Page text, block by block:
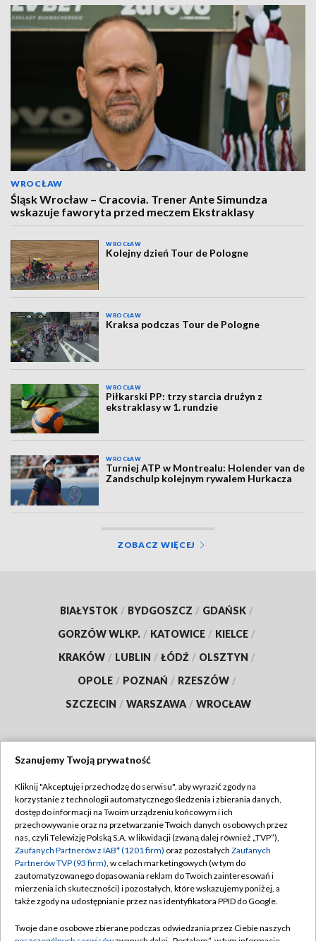
WROCŁAW
Śląsk Wrocław – Cracovia. Trener Ante Simundza
wskazuje faworyta przed meczem Ekstraklasy
WROCŁAW
Kolejny dzień Tour de Pologne
WROCŁAW
Kraksa podczas Tour de Pologne
WROCŁAW
Piłkarski PP: trzy starcia drużyn z
ekstraklasy w 1. rundzie
WROCŁAW
Turniej ATP w Montrealu: Holender van de
Zandschulp kolejnym rywalem Hurkacza
ZOBACZ WIĘCEJ
BIAŁYSTOK / BYDGOSZCZ / GDAŃSK /
GORZÓW WLKP. / KATOWICE / KIELCE /
KRAKÓW / LUBLIN / ŁÓDŹ / OLSZTYN /
OPOLE / POZNAŃ / RZESZÓW /
SZCZECIN / WARSZAWA / WROCŁAW
TVP
Abonament TVP
Emisja w TVP
Centrum informacji TVP
Naziemna Telewizja Cyfrowa
Regulamin TVP
Polityka prywatności
Moje zgody
Pomoc
Szanujemy Twoją prywatność
Kliknij "Akceptuję i przechodzę do serwisu", aby wyrazić zgody na
korzystanie z technologii automatycznego śledzenia i zbierania danych,
dostęp do informacji na Twoim urządzeniu końcowym i ich
przechowywanie oraz na przetwarzanie Twoich danych osobowych przez
nas, czyli Telewizję Polską S.A. w likwidacji (zwaną dalej również „TVP”),
Zaufanych Partnerów z IAB* (1201 firm) oraz pozostałych Zaufanych
Partnerów TVP (93 firm), w celach marketingowych (w tym do
zautomatyzowanego dopasowania reklam do Twoich zainteresowań i
mierzenia ich skuteczności) i pozostałych, które wskazujemy poniżej, a
także zgody na udostępnianie przez nas identyfikatora PPID do Google.
Twoje dane osobowe zbierane podczas odwiedzania przez Ciebie naszych